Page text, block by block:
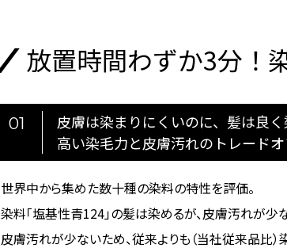
放置時間わずか3分！
01
皮膚は染まりにくいのに、髪は良
高い染毛力と皮膚汚れのトレードオ
世界中から集めた数十種の染料の特性を評価。
染料「塩基性青124」の髪は染めるが、皮膚汚れが少
皮膚汚れが少ないため、従来よりも（当社従来品比